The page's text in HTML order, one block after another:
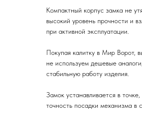
Компактный корпус замка не
высокий уровень прочности и
при активной эксплуатации.
Покупая калитку в Мир Ворот,
не используем дешевые
стабильную работу изделия.
Замок устанавливается в
точность посадки механизма в